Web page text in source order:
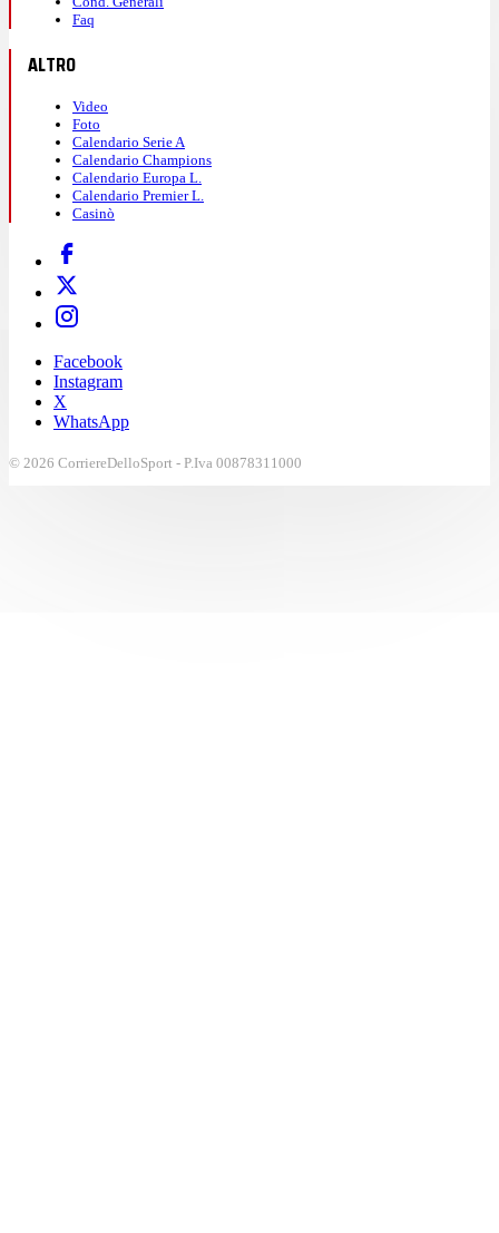
Faq
ALTRO
Video
Foto
Calendario Serie A
Calendario Champions
Calendario Europa L.
Calendario Premier L.
Casinò
Facebook
Instagram
X
WhatsApp
© 2026 CorriereDelloSport - P.Iva 00878311000